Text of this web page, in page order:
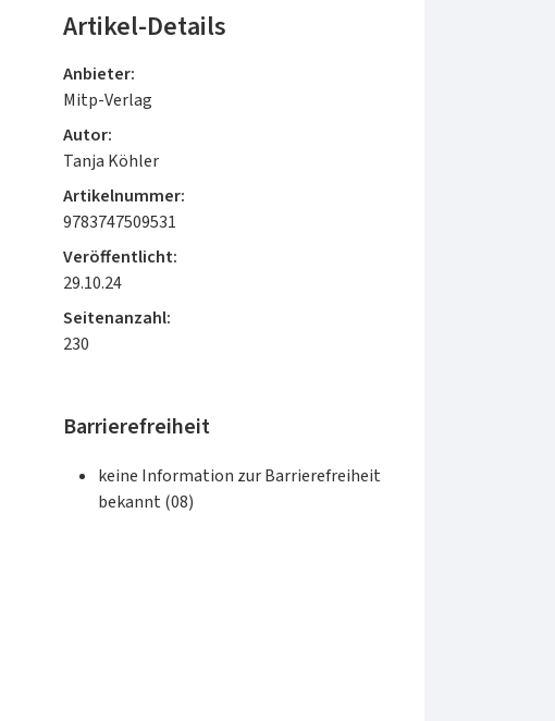
Artikel-Details
Anbieter:
Mitp-Verlag
Autor:
Tanja Köhler
Artikelnummer:
9783747509531
Veröffentlicht:
29.10.24
Seitenanzahl:
230
Barrierefreiheit
keine Information zur Barrierefreiheit
bekannt (08)